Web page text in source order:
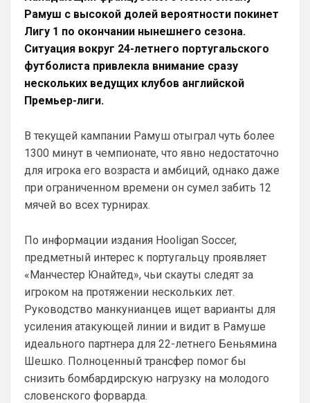
Рамуш с высокой долей вероятности покинет
Лигу 1 по окончании нынешнего сезона.
Ситуация вокруг 24-летнего португальского
футболиста привлекла внимание сразу
нескольких ведущих клубов английской
Премьер-лиги.
В текущей кампании Рамуш отыграл чуть более
1300 минут в чемпионате, что явно недостаточно
для игрока его возраста и амбиций, однако даже
при ограниченном времени он сумел забить 12
мячей во всех турнирах.
По информации издания Hooligan Soccer,
предметный интерес к португальцу проявляет
«Манчестер Юнайтед», чьи скауты следят за
игроком на протяжении нескольких лет.
Руководство манкунианцев ищет варианты для
усиления атакующей линии и видит в Рамуше
идеального партнера для 22-летнего Беньямина
Шешко. Полноценный трансфер помог бы
снизить бомбардирскую нагрузку на молодого
словенского форварда.
Аристократ• 01:06
Ответ для SkyNet
Может для удава? ))
Ааа, Кибер это ты , я только щас догнал
про Скайнет )
блин узнаю наш старый добрый чат на
Челси)))
Britball• 01:50
Пацаны, будет время поставьте в
профиле любимый клуб, если еще не
всяких лишних знаков: Челси
Аристократ • 01:51
дадут ЗМ, а не Кейну
SkyNet• 01:57
Ответ для Аристократ
Ааа, Кибер это ты , я только щас догнал про
Скайнет )
Еба ты тормоз. ))